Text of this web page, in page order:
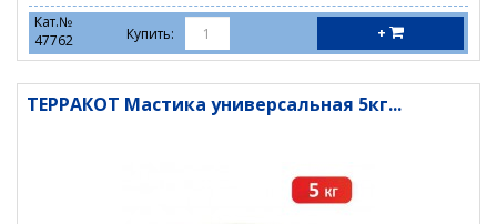
Кат.№
47762
Купить: +
ТЕРРАКОТ Мастика универсальная 5кг...